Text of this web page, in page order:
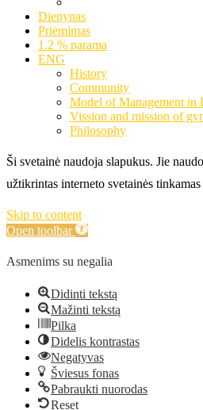
Dienynas
Priėmimas
1.2 % parama
ENG
History
Community
Model of Management in
Vission and mission of
Philosophy
Ši svetainė naudoja slapukus. Jie
užtikrintas interneto svetainės
Skip to content
Open toolbar
Asmenims su negalia
Didinti tekstą
Mažinti tekstą
Pilka
Didelis kontrastas
Negatyvas
Šviesus fonas
Pabraukti nuorodas
Reset